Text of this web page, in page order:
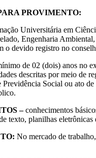
PROVIMENTO:
Universitária em
Engenharia
o devido registro no
de 02 (dois) anos no
descritas por meio de
Previdência Social ou ato
–conhecimentos
texto, planilhas eletrônicas
No mercado de